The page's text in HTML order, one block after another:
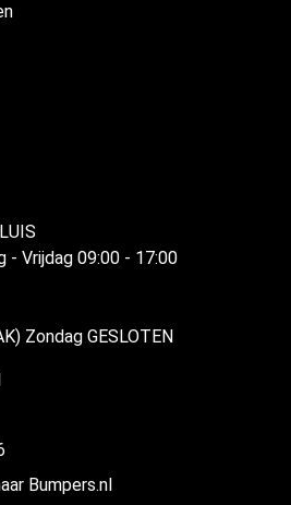
- Vrijdag 09:00 - 17:00
Zondag GESLOTEN
Bumpers.nl